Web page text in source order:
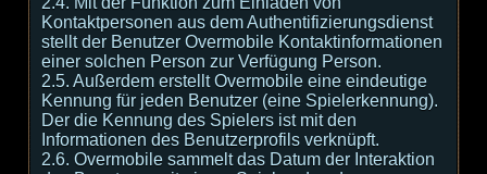
Kontaktpersonen aus dem Authentifizierungsdienst
stellt der Benutzer Overmobile Kontaktinformationen
einer solchen Person zur Verfügung Person.
2.5. Außerdem erstellt Overmobile eine eindeutige
Kennung für jeden Benutzer (eine Spielerkennung).
Der die Kennung des Spielers ist mit den
Informationen des Benutzerprofils verknüpft.
2.6. Overmobile sammelt das Datum der Interaktion